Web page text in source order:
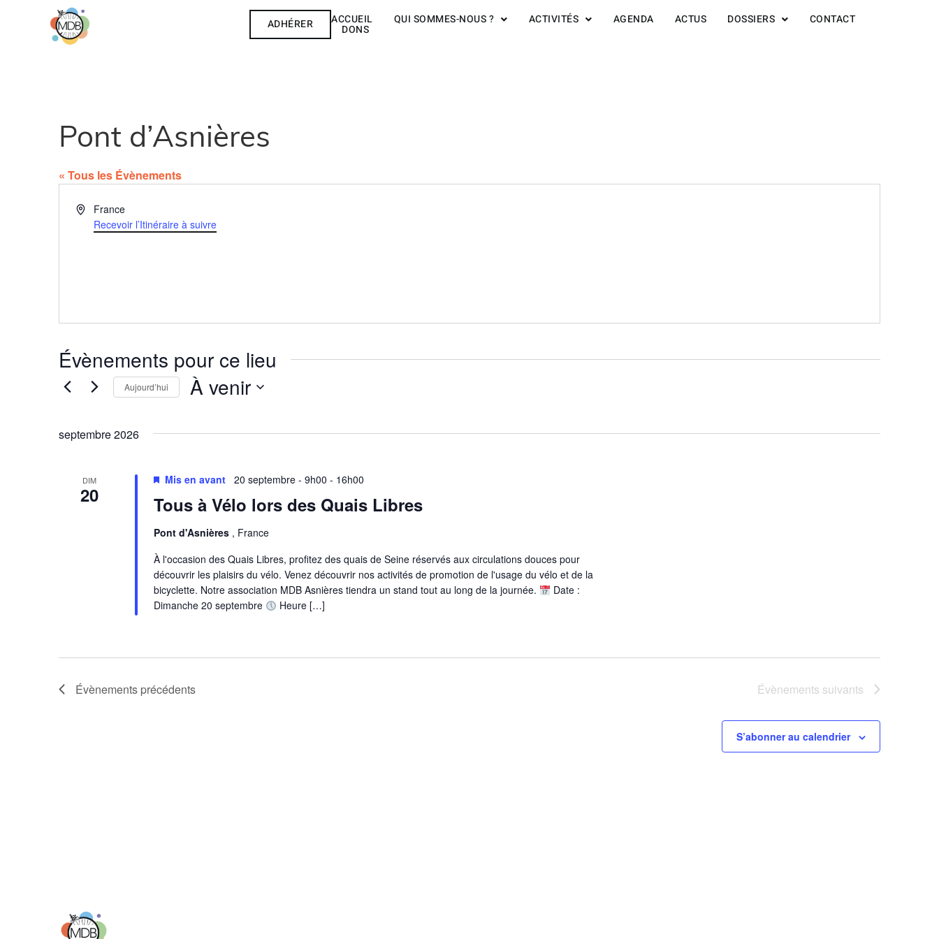
ADHÉRER ACCUEIL QUI SOMMES-NOUS ? ACTIVITÉS AGENDA ACTUS DOSSIERS CONTACT
DONS
Pont d’Asnières
« Tous les Évènements
Adresse
France
Recevoir l’Itinéraire à suivre
Évènements pour ce lieu
Aujourd’hui À venir
septembre 2026
DIM
20 Tous à Vélo lors des Quais Libres
Mis en avant 20 septembre - 9h00 - 16h00
Pont d'Asnières , France
À l'occasion des Quais Libres, profitez des quais de Seine réservés aux circulations douces pour
découvrir les plaisirs du vélo. Venez découvrir nos activités de promotion de l'usage du vélo et de la
bicyclette. Notre association MDB Asnières tiendra un stand tout au long de la journée.
Date :
Dimanche 20 septembre
Heure […]
Évènements précédents Évènements suivants
S’abonner au calendrier